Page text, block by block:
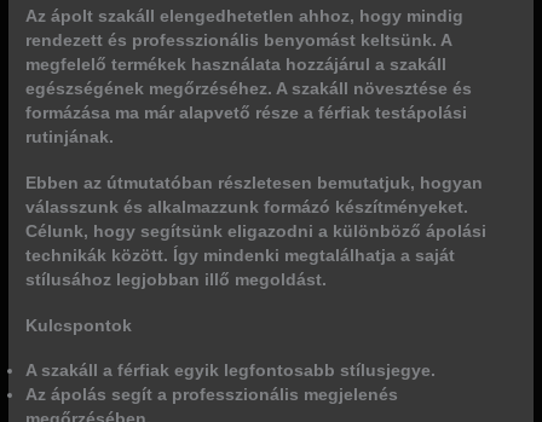
Az ápolt szakáll elengedhetetlen ahhoz, hogy mindig
rendezett és professzionális benyomást keltsünk. A
megfelelő termékek használata hozzájárul a szakáll
egészségének megőrzéséhez. A szakáll növesztése és
formázása ma már alapvető része a férfiak testápolási
rutinjának.
Ebben az útmutatóban részletesen bemutatjuk, hogyan
válasszunk és alkalmazzunk formázó készítményeket.
Célunk, hogy segítsünk eligazodni a különböző ápolási
technikák között. Így mindenki megtalálhatja a saját
stílusához legjobban illő megoldást.
Kulcspontok
A szakáll a férfiak egyik legfontosabb stílusjegye.
Az ápolás segít a professzionális megjelenés